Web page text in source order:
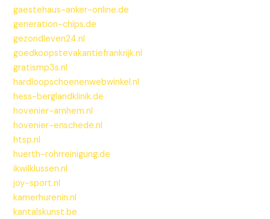
gaestehaus-anker-online.de
generation-chips.de
gezondleven24.nl
goedkoopstevakantiefrankrijk.nl
gratismp3s.nl
hardloopschoenenwebwinkel.nl
hess-berglandklinik.de
hovenier-arnhem.nl
hovenier-enschede.nl
htsp.nl
huerth-rohrreinigung.de
ikwilklussen.nl
joy-sport.nl
kamerhurenin.nl
kantalskunst.be